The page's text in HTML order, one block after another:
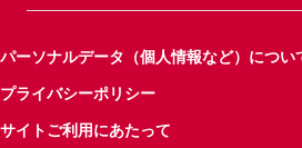
パーソナルデータ（個人情報など）につい
プライバシーポリシー
サイトご利用にあたって